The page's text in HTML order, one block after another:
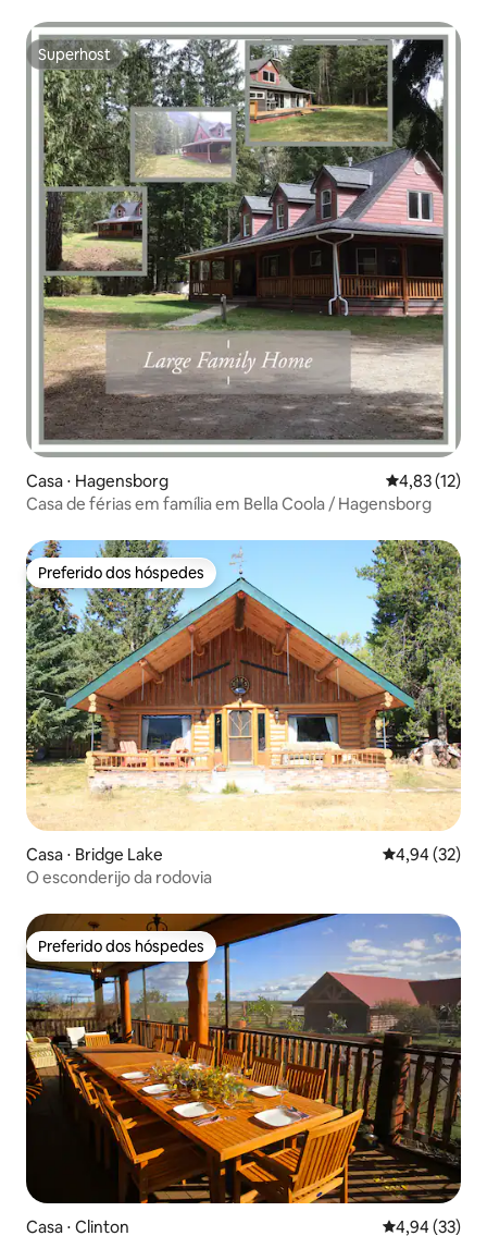
Superhost
Superhost
Casa ⋅ Hagensborg 4,83 de uma
4,83 (12)
Casa de férias em família em Bella Coola / Hagensborg
Preferido dos hóspedes
Preferido dos hóspedes
Casa ⋅ Bridge Lake 4,94 de uma
4,94 (32)
O esconderijo da rodovia
Preferido dos hóspedes
Preferido dos hóspedes
Casa ⋅ Clinton 4,94 de uma
4,94 (33)